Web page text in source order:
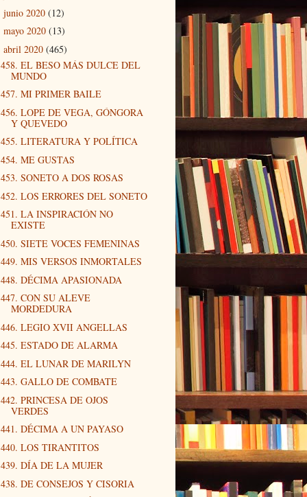
junio 2020 (12)
mayo 2020 (13)
abril 2020 (465)
458. EL BESO MÁS DULCE DEL
MUNDO
457. MI PRIMER BAILE
456. LOPE DE VEGA, GÓNGORA
Y QUEVEDO
455. LITERATURA Y POLÍTICA
454. ME GUSTAS
453. SONETO A DOS ROSAS
452. LOS ERRORES DEL SONETO
451. LA INSPIRACIÓN NO
EXISTE
450. SIETE VOCES FEMENINAS
449. MIS VERSOS INMORTALES
448. DÉCIMA APASIONADA
447. CON SU ALEVE
MORDEDURA
446. LEGIO XVII ANGELLAS
445. ESTADO DE ALARMA
444. EL LUNAR DE MARILYN
443. GALLO DE COMBATE
442. PRINCESA DE OJOS
VERDES
441. DÉCIMA A UN PAYASO
440. LOS TIRANTITOS
439. DÍA DE LA MUJER
438. DE CONSEJOS Y CISORIA